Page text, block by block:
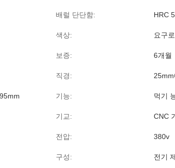
배럴 단단함: HRC
색상: 요구
보증: 6개월
직경:
기능: 먹기
기교: CNC
전압: 380v
구성: 전기